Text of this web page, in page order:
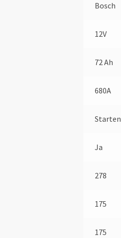
Bosch
12V
72 Ah
680A
Starten
Ja
278
175
175